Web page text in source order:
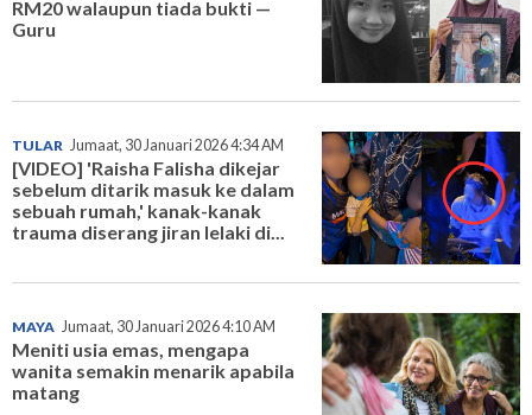
RM20 walaupun tiada bukti —
Guru
TULAR Jumaat, 30 Januari 2026 4:34 AM
[VIDEO] 'Raisha Falisha dikejar
sebelum ditarik masuk ke dalam
sebuah rumah,' kanak-kanak
trauma diserang jiran lelaki di...
MAYA Jumaat, 30 Januari 2026 4:10 AM
Meniti usia emas, mengapa
wanita semakin menarik apabila
matang